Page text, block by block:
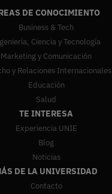
DE CONOCIMIENTO
Business & Tech
Ciencia y Tecnología
Marketing y Comunicación
y Relaciones Internacionales
Educación
Salud
TE INTERESA
Experiencia UNIE
Blog
Noticias
DE LA UNIVERSIDAD
Contacto